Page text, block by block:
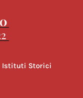
Istituti Storici